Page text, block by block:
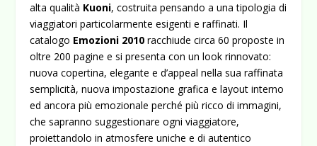
alta qualità Kuoni, costruita pensando a una tipologia di
viaggiatori particolarmente esigenti e raffinati. Il
catalogo Emozioni 2010 racchiude circa 60 proposte in
oltre 200 pagine e si presenta con un look rinnovato:
nuova copertina, elegante e d’appeal nella sua raffinata
semplicità, nuova impostazione grafica e layout interno
ed ancora più emozionale perché più ricco di immagini,
che sapranno suggestionare ogni viaggiatore,
proiettandolo in atmosfere uniche e di autentico